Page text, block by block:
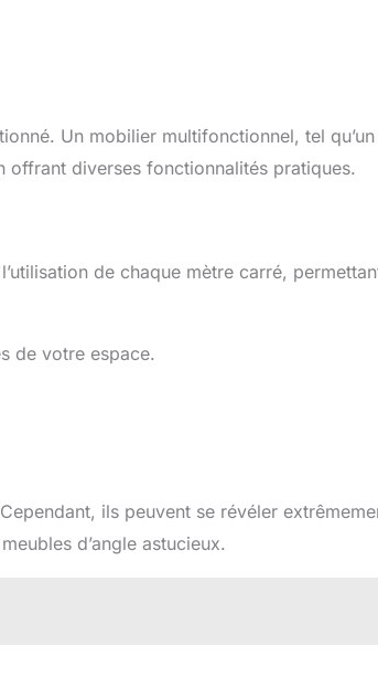
Un mobilier multifonctionnel, tel qu’un
offrant diverses fonctionnalités pratiques.
de chaque mètre carré,
de votre espace.
ils peuvent se révéler
d’angle astucieux.